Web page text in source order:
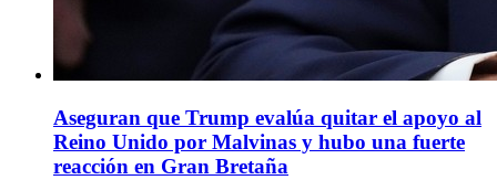
Aseguran que Trump evalúa quitar el apoyo al
Reino Unido por Malvinas y hubo una fuerte
reacción en Gran Bretaña